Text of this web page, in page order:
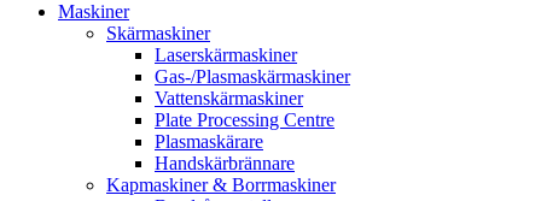
Maskiner
Skärmaskiner
Laserskärmaskiner
Gas-/Plasmaskärmaskiner
Vattenskärmaskiner
Plate Processing Centre
Plasmaskärare
Handskärbrännare
Kapmaskiner & Borrmaskiner